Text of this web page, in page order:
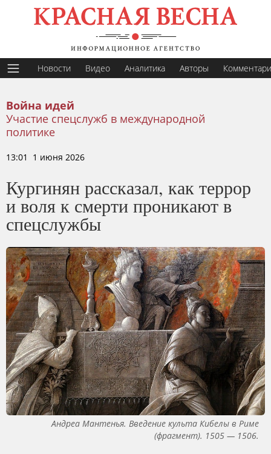
Новости Видео Аналитика Авторы
Война идей
Участие спецслужб в международной
политике
13:01 1 июня 2026
Кургинян рассказал, как террор
и воля к смерти проникают в
спецслужбы
Андреа Мантенья. Введение культа Кибелы в Риме
(фрагмент). 1505 — 1506.